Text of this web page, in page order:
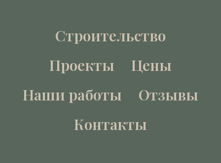
Строительство
Проекты
Цены
Наши работы
Отзывы
Контакты